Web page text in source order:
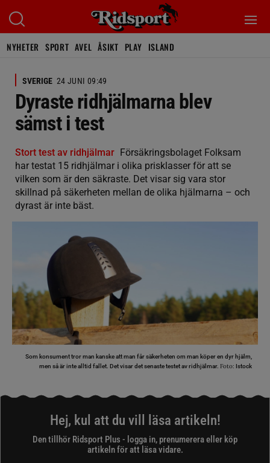
NYHETER SPORT AVEL ÅSIKT PLAY ISLAND
SVERIGE 24 JUNI 09:49
Dyraste ridhjälmarna blev
sämst i test
Stort test av ridhjälmar Försäkringsbolaget Folksam
har testat 15 ridhjälmar i olika prisklasser för att se
vilken som är den säkraste. Det visar sig vara stor
skillnad på säkerheten mellan de olika hjälmarna – och
dyrast är inte bäst.
Som konsument tror man kanske att man får säkerheten om man köper en dyr hjälm,
men så är inte alltid fallet. Det visar det senaste testet av ridhjälmar. Foto: Istock
Hej, kul att du vill läsa artikeln!
Den tillhör Ridsport Plus - logga in, prenumerera eller köp
artikeln för att läsa vidare.